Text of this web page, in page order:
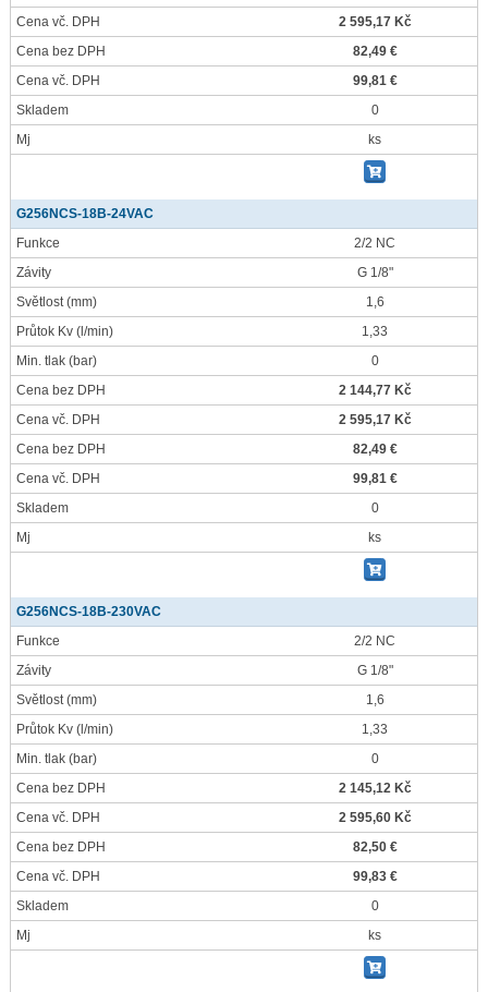
Cena vč. DPH
2 595,17 Kč
Cena bez DPH
82,49 €
Cena vč. DPH
99,81 €
Skladem
0
Mj
ks
G256NCS-18B-24VAC
Funkce
2/2 NC
Závity
G 1/8"
Světlost(mm)
1,6
Průtok Kv (l/min)
1,33
Min. tlak (bar)
0
Cena bez DPH
2 144,77 Kč
Cena vč. DPH
2 595,17 Kč
Cena bez DPH
82,49 €
Cena vč. DPH
99,81 €
Skladem
0
Mj
ks
G256NCS-18B-230VAC
Funkce
2/2 NC
Závity
G 1/8"
Světlost(mm)
1,6
Průtok Kv (l/min)
1,33
Min. tlak (bar)
0
Cena bez DPH
2 145,12 Kč
Cena vč. DPH
2 595,60 Kč
Cena bez DPH
82,50 €
Cena vč. DPH
99,83 €
Skladem
0
Mj
ks